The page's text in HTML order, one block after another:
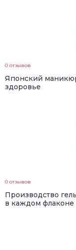
0 отзывов
Японский
здоровье
0 отзывов
Производство
в каждом флаконе